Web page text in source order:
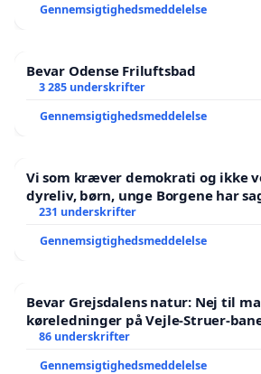
Gennemsigtighedsmeddelelse
Bevar Odense Friluftsbad
3 285 underskrifter
Gennemsigtighedsmeddelelse
Vi som kræver demokrati og ikke
dyreliv, børn, unge Borgene har
Der er
231 underskrifter
Gennemsigtighedsmeddelelse
Bevar Grejsdalens natur: Nej til
køreledninger på Vejle-Struer-
86 underskrifter
Gennemsigtighedsmeddelelse